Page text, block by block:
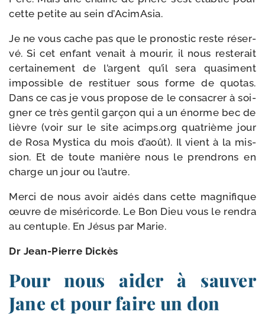
cette petite au sein d’AcimAsia.
Je ne vous cache pas que le pro­nos­tic reste réser­
vé. Si cet enfant venait à mou­rir, il nous res­te­rait
cer­tai­ne­ment de l’argent qu’il sera qua­si­ment
impos­sible de res­ti­tuer sous forme de quo­tas.
Dans ce cas je vous pro­pose de le consa­crer à soi­
gner ce très gen­til gar­çon qui a un énorme bec de
lièvre (voir sur le site acimps​.org qua­trième jour
de Rosa Mystica du mois d’août). Il vient à la mis­
sion. Et de toute manière nous le pren­drons en
charge un jour ou l’autre.
Merci de nous avoir aidés dans cette magni­fique
œuvre de misé­ri­corde. Le Bon Dieu vous le ren­dra
au cen­tuple. En Jésus par Marie.
Dr Jean-​Pierre Dickès
Pour nous aider à sauver
Jane et pour faire un don